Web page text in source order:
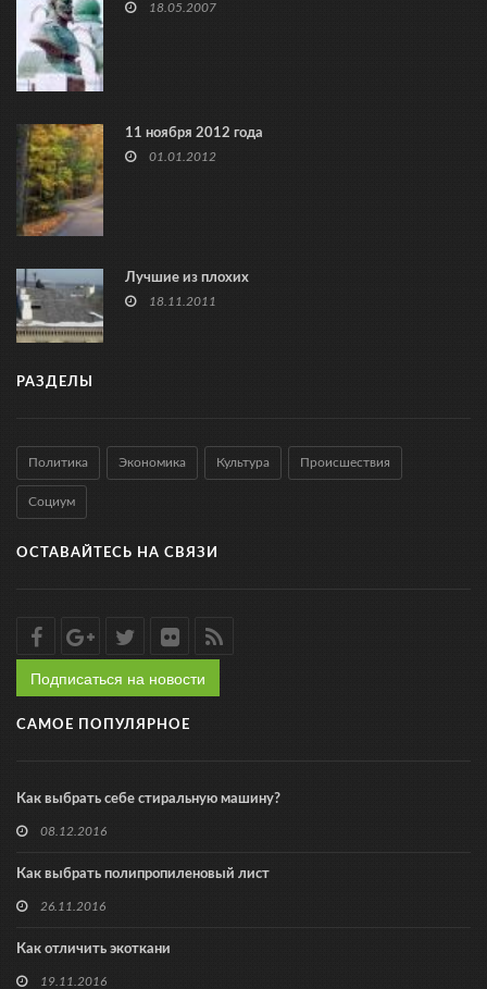
18.05.2007
11 ноября 2012 года
01.01.2012
Лучшие из плохих
18.11.2011
РАЗДЕЛЫ
Политика Экономика Культура Происшествия
Социум
ОСТАВАЙТЕСЬ НА СВЯЗИ
Подписаться на новости
САМОЕ ПОПУЛЯРНОЕ
Как выбрать себе стиральную машину?
08.12.2016
Как выбрать полипропиленовый лист
26.11.2016
Как отличить экоткани
19.11.2016